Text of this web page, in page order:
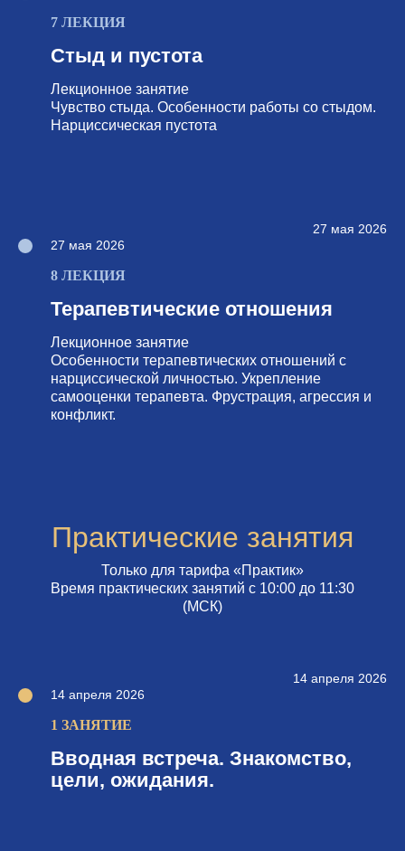
7 ЛЕКЦИЯ
Стыд и пустота
Лекционное занятие
Чувство стыда. Особенности работы со стыдом.
Нарциссическая пустота
27 мая 2026
27 мая 2026
8 ЛЕКЦИЯ
Терапевтические отношения
Лекционное занятие
Особенности терапевтических отношений с
нарциссической личностью. Укрепление
самооценки терапевта. Фрустрация, агрессия и
конфликт.
Только для тарифа «Практик»
Время практических занятий с 10:00 до 11:30
(МСК)
Практические занятия
14 апреля 2026
14 апреля 2026
1 ЗАНЯТИЕ
Вводная встреча. Знакомство,
цели, ожидания.